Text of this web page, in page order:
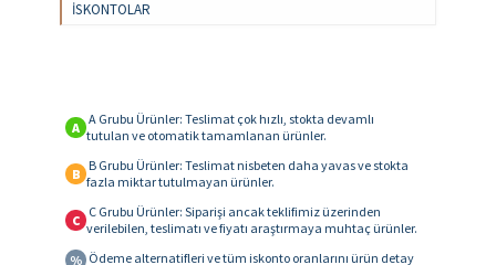
İSKONTOLAR
A A Grubu Ürünler: Teslimat çok hızlı, stokta devamlı
tutulan ve otomatik tamamlanan ürünler.
B B Grubu Ürünler: Teslimat nisbeten daha yavas ve stokta
fazla miktar tutulmayan ürünler.
C C Grubu Ürünler: Siparişi ancak teklifimiz üzerinden
verilebilen, teslimatı ve fiyatı araştırmaya muhtaç ürünler.
% Ödeme alternatifleri ve tüm iskonto oranlarını ürün detay